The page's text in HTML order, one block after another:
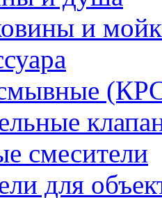
и
смесители
для